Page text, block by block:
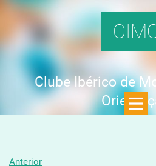
Clube Ibérico de
Anterior